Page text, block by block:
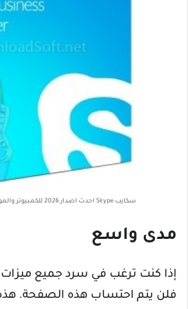
سكايب Skype احدث اصدار 2026 للكمبيوتر والموبايل مجانا
مدى واسع
إذا كنت ترغب في سرد ​​جميع ميزات
فلن يتم احتساب هذه الصفحة. هذه